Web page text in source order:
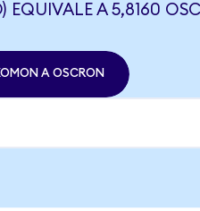
EQUIVALE A 5,8160
A OSCRON